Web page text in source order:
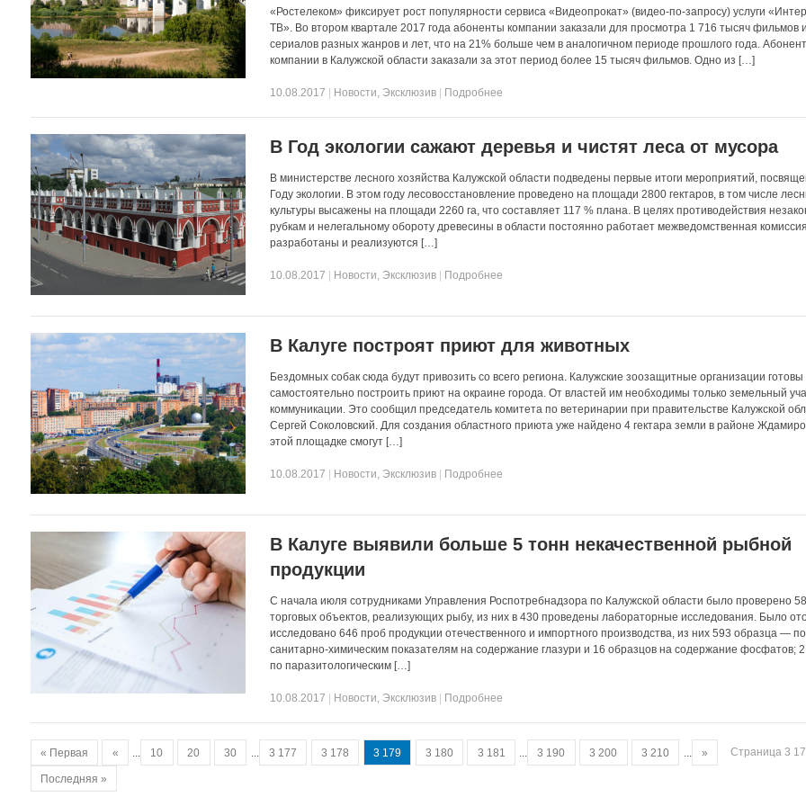
«Ростелеком» фиксирует рост популярности сервиса «Видеопрокат» (видео-по-запросу) услуги
ТВ». Во втором квартале 2017 года абоненты компании заказали для просмотра 1 716 тысяч фильмов и
сериалов разных жанров и лет, что на 21% больше чем в аналогичном периоде прошлого года.
компании в Калужской области заказали за этот период более 15 тысяч фильмов. Одно из […]
10.08.2017 Новости, Эксклюзив Подробнее
В Год экологии сажают деревья и чистят леса от мусора
В министерстве лесного хозяйства Калужской области подведены первые итоги мероприятий,
Году экологии. В этом году лесовосстановление проведено на площади 2800 гектаров, в том числе
культуры высажены на площади 2260 га, что составляет 117 % плана. В целях противодействия
рубкам и нелегальному обороту древесины в области постоянно работает межведомственная
разработаны и реализуются […]
10.08.2017 Новости, Эксклюзив Подробнее
В Калуге построят приют для животных
Бездомных собак сюда будут привозить со всего региона. Калужские зоозащитные организации готовы
самостоятельно построить приют на окраине города. От властей им необходимы только земельный
коммуникации. Это сообщил председатель комитета по ветеринарии при правительстве Калужской
Сергей Соколовский. Для создания областного приюта уже найдено 4 гектара земли в районе
этой площадке смогут […]
10.08.2017 Новости, Эксклюзив Подробнее
В Калуге выявили больше 5 тонн некачественной рыбной
продукции
С начала июля сотрудниками Управления Роспотребнадзора по Калужской области было проверено
торговых объектов, реализующих рыбу, из них в 430 проведены лабораторные исследования. Было
исследовано 646 проб продукции отечественного и импортного производства, из них 593 образца — по
санитарно-химическим показателям на содержание глазури и 16 образцов на содержание фосфатов;
по паразитологическим […]
10.08.2017 Новости, Эксклюзив Подробнее
Страница 3
« Первая « ... 10 20 30 ... 3 177 3 178 3 179 3 180 3 181 ... 3 190 3 200 3 210 ... »
Последняя »